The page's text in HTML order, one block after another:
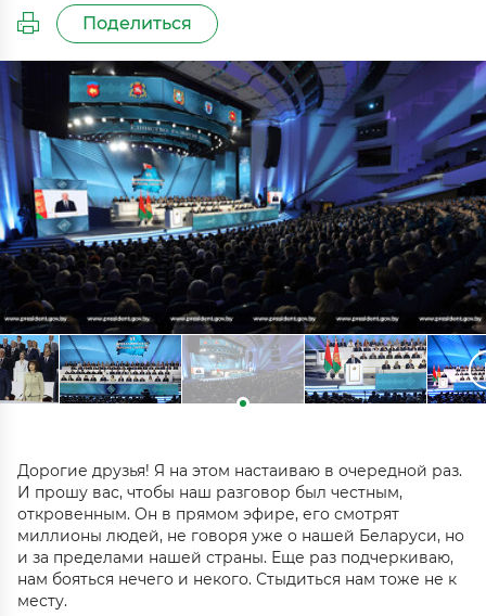
Поделиться
Дорогие друзья! Я на этом настаиваю в очередной раз.
И прошу вас, чтобы наш разговор был честным,
откровенным. Он в прямом эфире, его смотрят
миллионы людей, не говоря уже о нашей Беларуси, но
и за пределами нашей страны. Еще раз подчеркиваю,
нам бояться нечего и некого. Стыдиться нам тоже не к
месту.